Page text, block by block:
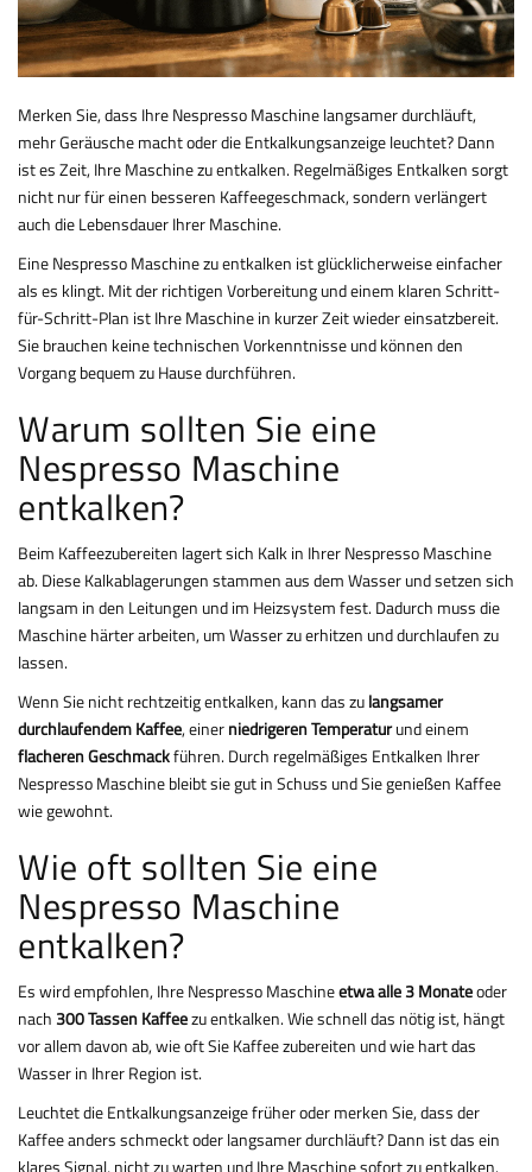
Merken Sie, dass Ihre Nespresso Maschine langsamer durchläuft,
mehr Geräusche macht oder die Entkalkungsanzeige leuchtet? Dann
ist es Zeit, Ihre Maschine zu entkalken. Regelmäßiges Entkalken sorgt
nicht nur für einen besseren Kaffeegeschmack, sondern verlängert
auch die Lebensdauer Ihrer Maschine.
Eine Nespresso Maschine zu entkalken ist glücklicherweise einfacher
als es klingt. Mit der richtigen Vorbereitung und einem klaren Schritt-
für-Schritt-Plan ist Ihre Maschine in kurzer Zeit wieder einsatzbereit.
Sie brauchen keine technischen Vorkenntnisse und können den
Vorgang bequem zu Hause durchführen.
Warum sollten Sie eine
Nespresso Maschine
entkalken?
Beim Kaffeezubereiten lagert sich Kalk in Ihrer Nespresso Maschine
ab. Diese Kalkablagerungen stammen aus dem Wasser und setzen sich
langsam in den Leitungen und im Heizsystem fest. Dadurch muss die
Maschine härter arbeiten, um Wasser zu erhitzen und durchlaufen zu
lassen.
Wenn Sie nicht rechtzeitig entkalken, kann das zulangsamer
durchlaufendem Kaffee, einerniedrigeren Temperaturund einem
flacheren Geschmackführen. Durch regelmäßiges Entkalken Ihrer
Nespresso Maschine bleibt sie gut in Schuss und Sie genießen Kaffee
wie gewohnt.
Wie oft sollten Sie eine
Nespresso Maschine
entkalken?
Es wird empfohlen, Ihre Nespresso Maschineetwa alle 3 Monateoder
nach 300 Tassen Kaffeezu entkalken. Wie schnell das nötig ist, hängt
vor allem davon ab, wie oft Sie Kaffee zubereiten und wie hart das
Wasser in Ihrer Region ist.
Leuchtet die Entkalkungsanzeige früher oder merken Sie, dass der
Kaffee anders schmeckt oder langsamer durchläuft? Dann ist das ein